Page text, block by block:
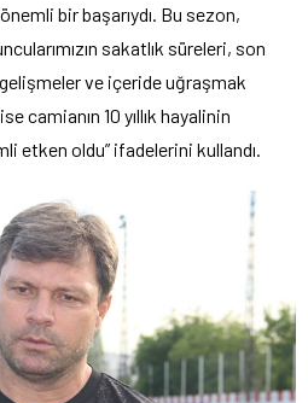
bir başarıydı. Bu sezon,
sakatlık süreleri, son
ve içeride uğraşmak
camianın 10 yıllık hayalinin
etken oldu” ifadelerini kullandı.